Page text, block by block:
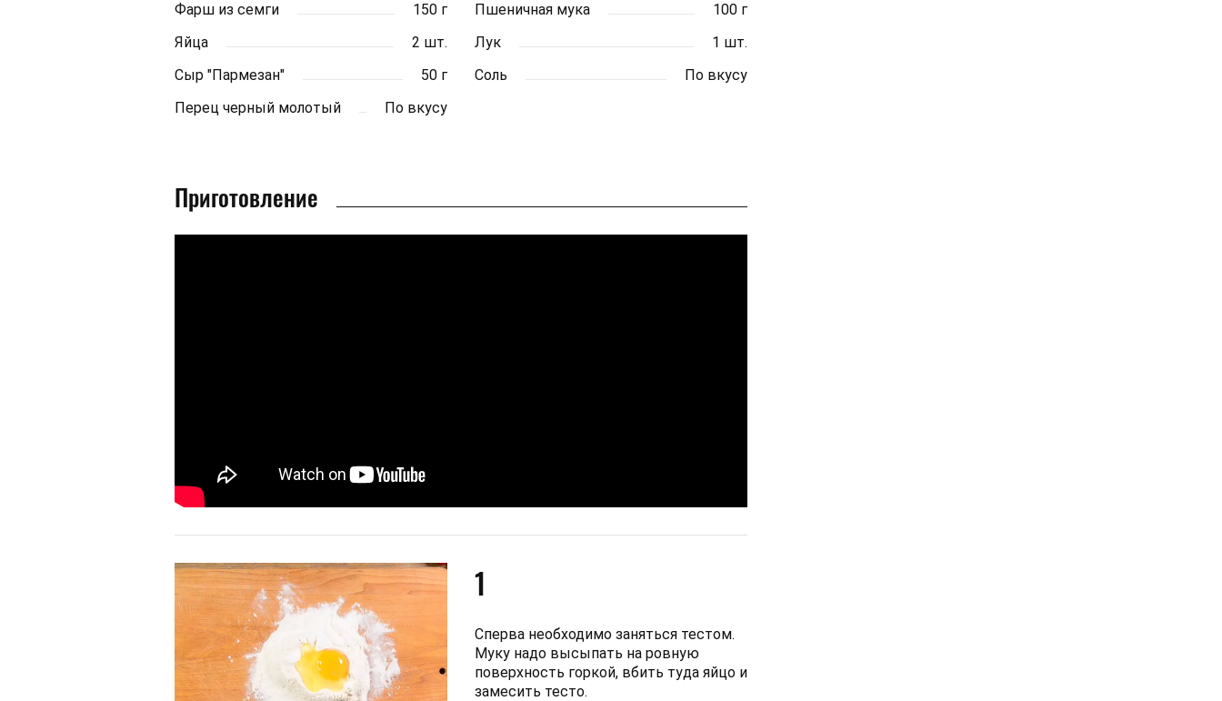
Фарш из семги 150 г Пшеничная мука
100 г
Яйца
2 шт. Лук
1 шт.
Сыр "Пармезан"
50 г Соль
По вкусу
Перец черный молотый
По вкусу
Приготовление
1
Сперва необходимо заняться тестом.
Муку надо высыпать на ровную
поверхность горкой, вбить туда яйцо и
замесить тесто.